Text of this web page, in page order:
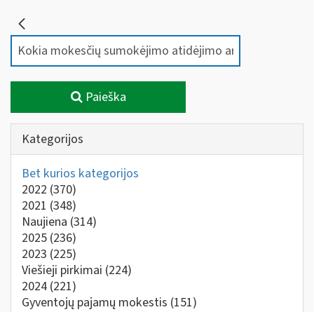
Paieška
Kategorijos
Bet kurios kategorijos
2022 (370)
2021 (348)
Naujiena (314)
2025 (236)
2023 (225)
Viešieji pirkimai (224)
2024 (221)
Gyventojų pajamų mokestis (151)